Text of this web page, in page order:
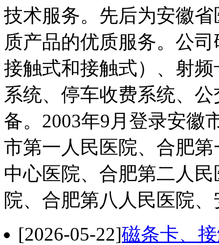
技术服务。先后为安徽
质产品的优质服务。公
接触式和接触式）、射
系统、停车收费系统、
备。2003年9月登录安徽
市第一人民医院、合肥
中心医院、合肥第二人
院、合肥第八人民医院、
[2026-05-22]磁条卡、